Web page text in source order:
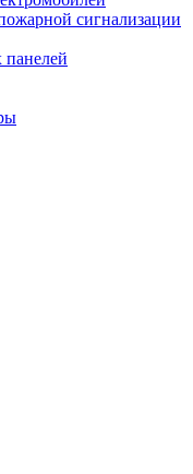
сигнализации
панелей